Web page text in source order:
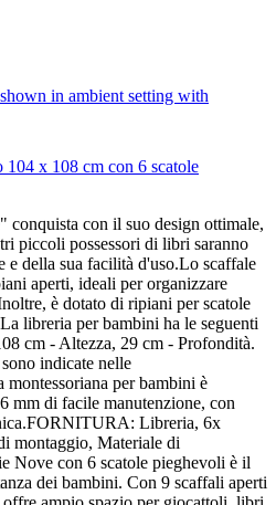
x 108 cm con 6 scatole
con il suo design ottimale,
piccoli possessori di libri saranno
e della sua facilità d'uso.Lo scaffale
aperti, ideali per organizzare
è dotato di ripiani per scatole
libreria per bambini ha le seguenti
cm - Altezza, 29 cm - Profondità.
indicate nelle
per bambini è
mm di facile manutenzione, con
Libreria, 6x
montaggio, Materiale di
Nove con 6 scatole pieghevoli è il
dei bambini. Con 9 scaffali aperti